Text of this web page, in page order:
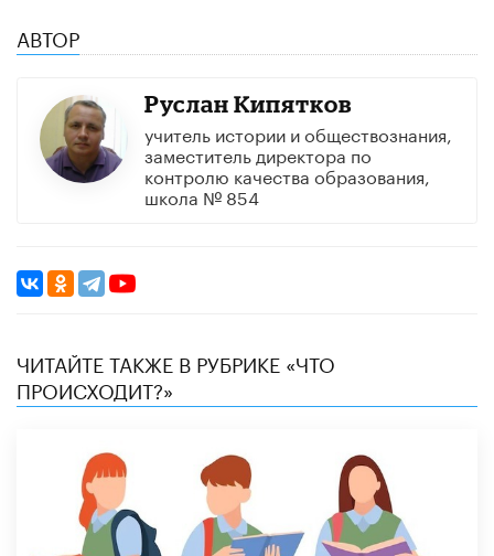
АВТОР
​Руслан Кипятков
учитель истории и обществознания,
заместитель директора по
контролю качества образования,
школа № 854
ЧИТАЙТЕ ТАКЖЕ В РУБРИКЕ «ЧТО
ПРОИСХОДИТ?»